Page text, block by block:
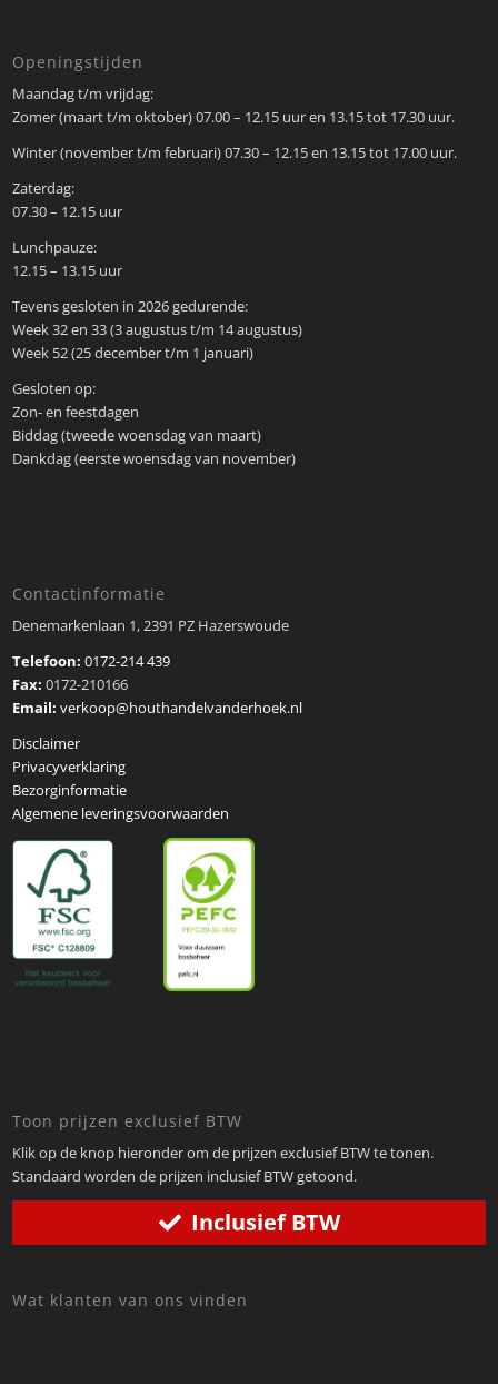
Openingstijden
Maandag t/m vrijdag:
Zomer (maart t/m oktober) 07.00 – 12.15 uur en 13.15 tot 17.30 uur.
Winter (november t/m februari) 07.30 – 12.15 en 13.15 tot 17.00 uur.
Zaterdag:
07.30 – 12.15 uur
Lunchpauze:
12.15 – 13.15 uur
Tevens gesloten in 2026 gedurende:
Week 32 en 33 (3 augustus t/m 14 augustus)
Week 52 (25 december t/m 1 januari)
Gesloten op:
Zon- en feestdagen
Biddag (tweede woensdag van maart)
Dankdag (eerste woensdag van november)
Contactinformatie
Denemarkenlaan 1, 2391 PZ Hazerswoude
Telefoon:0172-214 439
Fax:0172-210166
Email: verkoop@houthandelvanderhoek.nl
Disclaimer
Privacyverklaring
Bezorginformatie
Algemene leveringsvoorwaarden
Toon prijzen exclusief BTW
Klik op de knop hieronder om de prijzen exclusief BTW te tonen.
Standaard worden de prijzen inclusief BTW getoond.
Inclusief BTW
Wat klanten van ons vinden